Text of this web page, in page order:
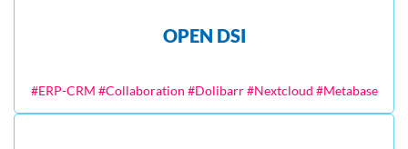
OPEN DSI
#ERP-CRM #Collaboration #Dolibarr #Nextcloud #Metabase